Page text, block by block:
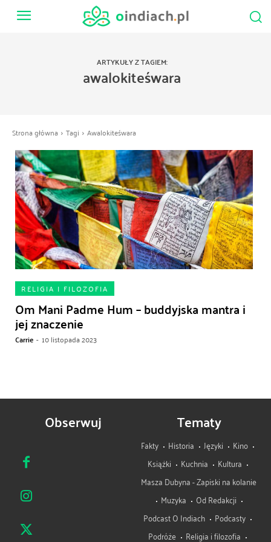
ARTYKUŁY Z TAGIEM:
awalokiteśwara
Strona główna Tagi Awalokiteśwara
RELIGIA I FILOZOFIA
Om Mani Padme Hum – buddyjska mantra i
jej znaczenie
Carrie - 10 listopada 2023
Obserwuj Tematy
Fakty Historia Języki
Kino
Książki
Kuchnia
Kultura
Masza Dubyna - Zapiski na kolanie
Muzyka
Od Redakcji
Podcast O Indiach
Podcasty
Podróże
Religia i filozofia